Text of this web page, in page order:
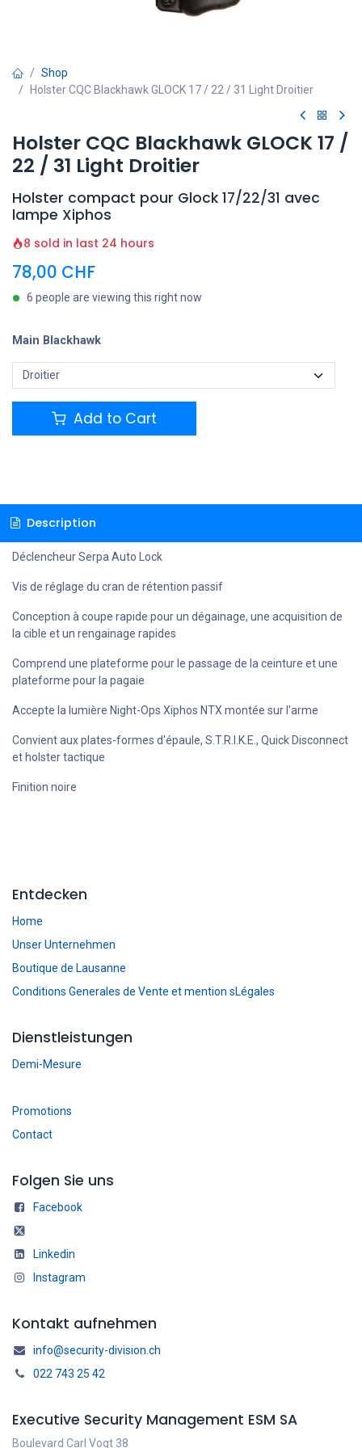
Shop
Holster CQC Blackhawk GLOCK 17 / 22 / 31 Light Droitier
Holster CQC Blackhawk GLOCK 17 /
22 / 31 Light Droitier
Holster compact pour Glock 17/22/31 avec
lampe Xiphos
8 sold in last 24 hours
78,00 CHF
6 people are viewing this right now
Main Blackhawk
Add to Cart
Description
Déclencheur Serpa Auto Lock
Vis de réglage du cran de rétention passif
Conception à coupe rapide pour un dégainage, une acquisition de
la cible et un rengainage rapides
Comprend une plateforme pour le passage de la ceinture et une
plateforme pour la pagaie
Accepte la lumière Night-Ops Xiphos NTX montée sur l'arme
Convient aux plates-formes d'épaule, S.T.R.I.K.E., Quick Disconnect
et holster tactique
Finition noire
Entdecken
Home
Unser Unternehmen
Boutique de Lausanne
Conditions Generales de Vente et mention sLégales
Dienstleistungen
Demi-Mesure
Promotions
Contact
Folgen Sie uns
Facebook
Linkedin
Instagram
Kontakt aufnehmen
info@security-division.ch
022 743 25 42
Executive Security Management ESM SA
Boulevard Carl Vogt 38